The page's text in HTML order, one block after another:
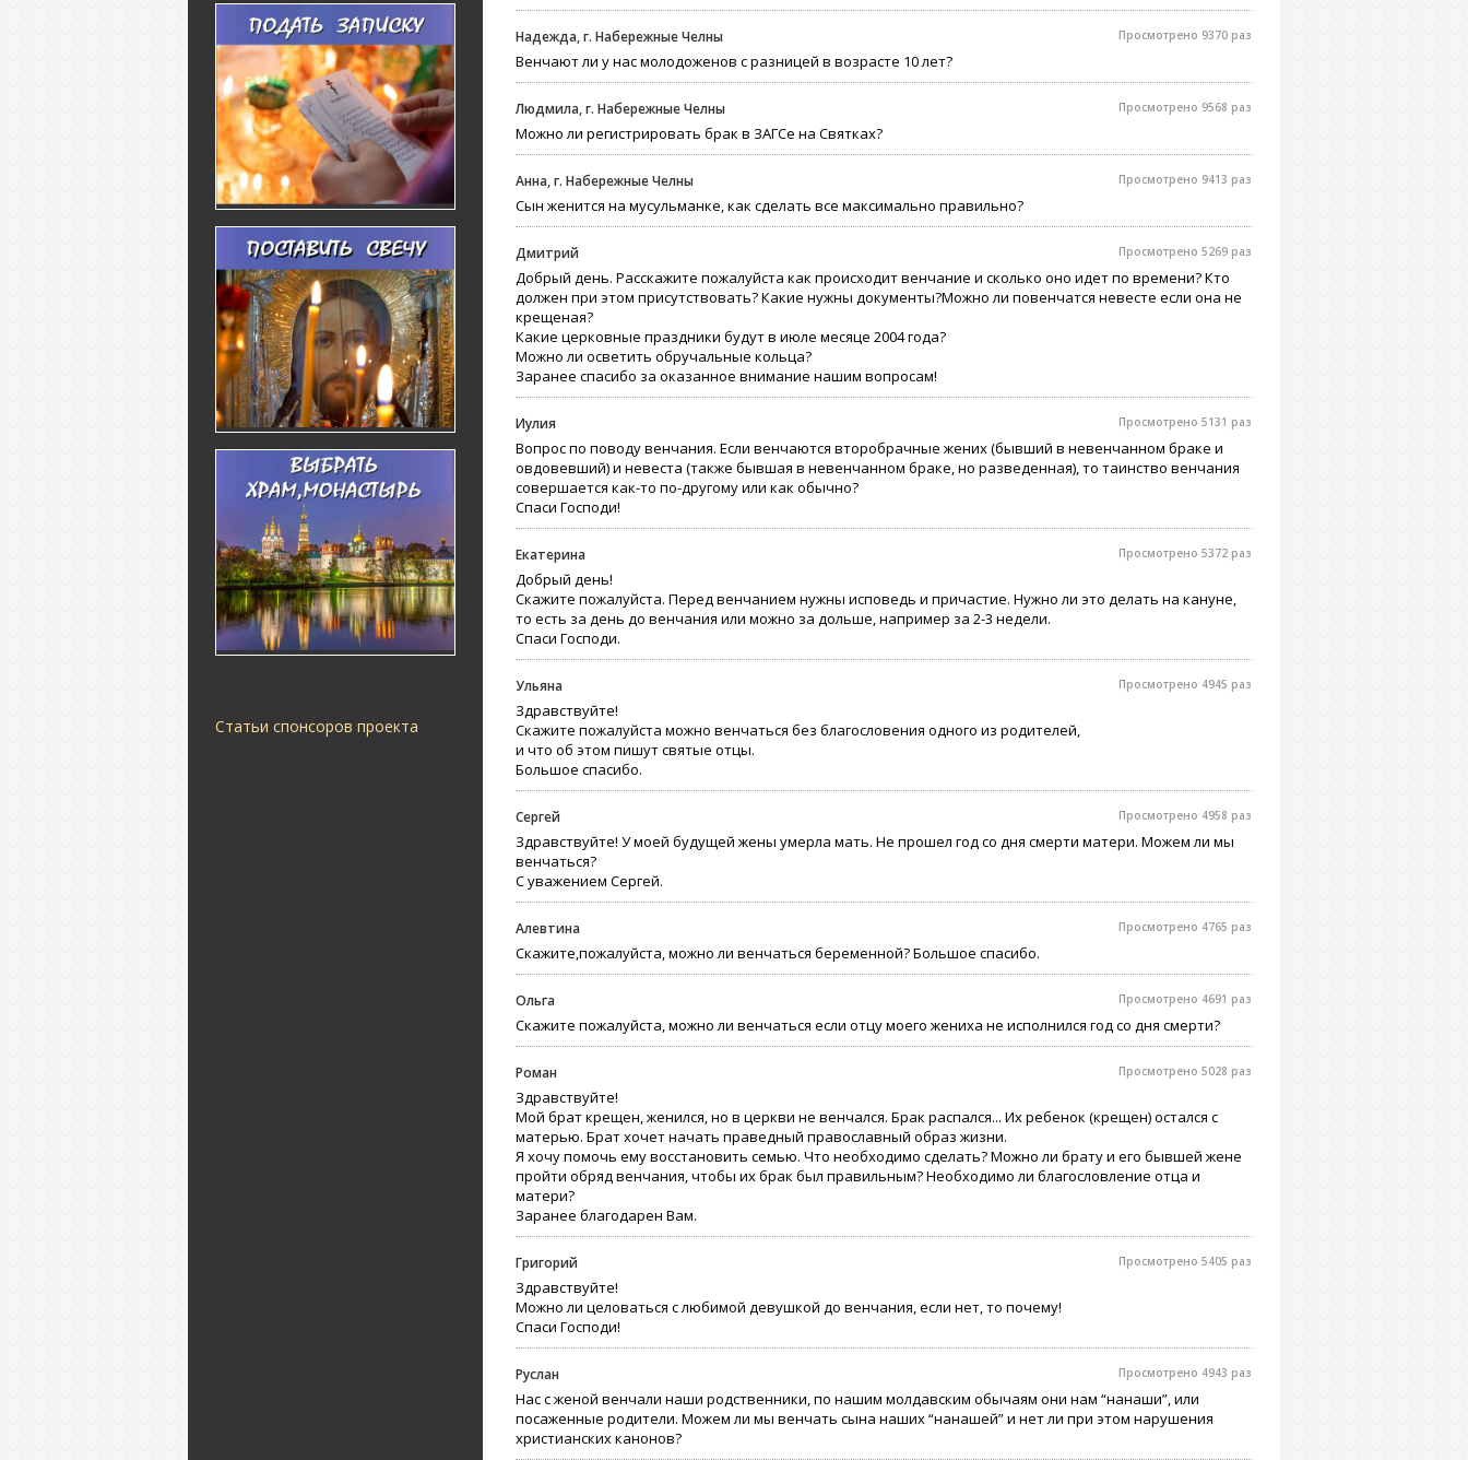
Статьи спонсоров проекта
Надежда, г. Набережные Челны Просмотрено 9370 раз
Венчают ли у нас молодоженов с разницей в возрасте 10 лет?
Людмила, г. Набережные Челны Просмотрено 9568 раз
Можно ли регистрировать брак в ЗАГСе на Святках?
Анна, г. Набережные Челны Просмотрено 9413 раз
Сын женится на мусульманке, как сделать все максимально правильно?
Дмитрий Просмотрено 5269 раз
Добрый день. Расскажите пожалуйста как происходит венчание и сколько оно идет по времени? Кто
должен при этом присутствовать? Какие нужны документы?Можно ли повенчатся невесте если она не
крещеная?
Какие церковные праздники будут в июле месяце 2004 года?
Можно ли осветить обручальные кольца?
Заранее спасибо за оказанное внимание нашим вопросам!
Иулия Просмотрено 5131 раз
Вопрос по поводу венчания. Если венчаются второбрачные жених (бывший в невенчанном браке и
овдовевший) и невеста (также бывшая в невенчанном браке, но разведенная), то таинство венчания
совершается как-то по-другому или как обычно?
Спаси Господи!
Екатерина Просмотрено 5372 раз
Добрый день!
Скажите пожалуйста. Перед венчанием нужны исповедь и причастие. Нужно ли это делать на кануне,
то есть за день до венчания или можно за дольше, например за 2-3 недели.
Спаси Господи.
Ульяна Просмотрено 4945 раз
Здравствуйте!
Скажите пожалуйста можно венчаться без благословения одного из родителей,
и что об этом пишут святые отцы.
Большое спасибо.
Сергей Просмотрено 4958 раз
Здравствуйте! У моей будущей жены умерла мать. Не прошел год со дня смерти матери. Можем ли мы
венчаться?
С уважением Сергей.
Алевтина Просмотрено 4765 раз
Скажите,пожалуйста, можно ли венчаться беременной? Большое спасибо.
Ольга Просмотрено 4691 раз
Скажите пожалуйста, можно ли венчаться если отцу моего жениха не исполнился год со дня смерти?
Роман Просмотрено 5028 раз
Здравствуйте!
Мой брат крещен, женился, но в церкви не венчался. Брак распался... Их ребенок (крещен) остался с
матерью. Брат хочет начать праведный православный образ жизни.
Я хочу помочь ему восстановить семью. Что необходимо сделать? Можно ли брату и его бывшей жене
пройти обряд венчания, чтобы их брак был правильным? Необходимо ли благословление отца и
матери?
Заранее благодарен Вам.
Григорий Просмотрено 5405 раз
Здравствуйте!
Можно ли целоваться с любимой девушкой до венчания, если нет, то почему!
Спаси Господи!
Руслан Просмотрено 4943 раз
Нас с женой венчали наши родственники, по нашим молдавским обычаям они нам “нанаши”, или
посаженные родители. Можем ли мы венчать сына наших “нанашей” и нет ли при этом нарушения
христианских канонов?